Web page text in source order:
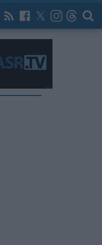
News Now Archív